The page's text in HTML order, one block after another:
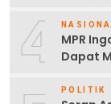
4
MPR
Dapat
POLITIK